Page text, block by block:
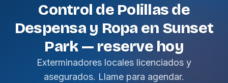
Control de Polillas de
Despensa y Ropa en Sunset
Park — reserve hoy
Exterminadores locales licenciados y
asegurados. Llame para agendar.